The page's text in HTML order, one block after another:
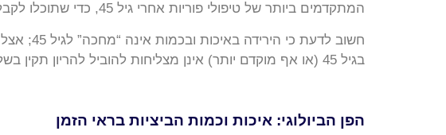
המתקדמים ביותר של טיפולי פוריות אחרי גיל 45, כדי שתוכלו לקבל את ההחלטה המושכלת והנכונה ביותר עבור המשפחה שלכן.
בגיל 45 (או אף מוקדם יותר) אינן מצליחות להוביל להריון תקין בשל איכותן הירודה, המדע מציע חלופה המהווה קרש קפיצה ממשי להורות:
הפן הביולוגי: איכות וכמות הביציות בראי הזמן